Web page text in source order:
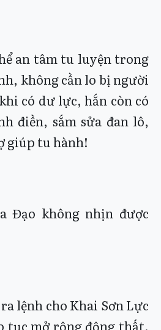
an tâm tu luyện trong
không cần lo bị người
có dư lực, hắn còn có
điền, sắm sửa đan lô,
giúp tu hành!
Đạo không nhịn được
lệnh cho Khai Sơn Lực
tục mở rộng động thất,